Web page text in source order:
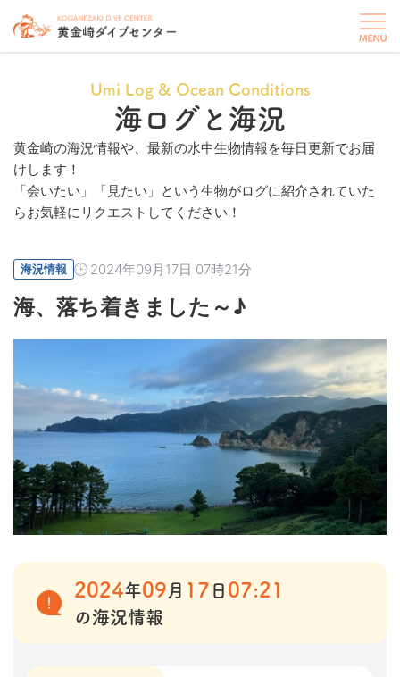
Umi Log & Ocean Conditions
海ログと海況
黄金崎の海況情報や、最新の水中生物情報を毎日更新でお届
けします！
「会いたい」「見たい」という生物がログに紹介されていた
らお気軽にリクエストしてください！
海況情報 2024年09月17日 07時21分
海、落ち着きました～♪
2024年09 月 17 日 07:21
の海況情報